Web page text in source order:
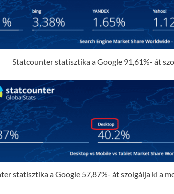
Statcounter statisztika a Google 91,61%- át
statisztika a Google 57,87%- át szolgálja ki a